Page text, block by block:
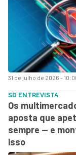
31 de julho de 2026 -
SD ENTREVISTA
Os
aposta que
sempre — e
isso